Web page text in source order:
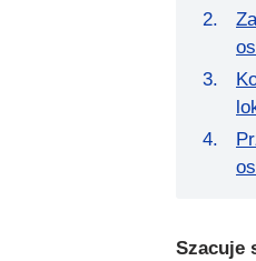
Szacuje